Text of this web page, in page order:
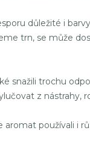
důležité i
trn, se může
snažili trochu
z nástrahy,
aromat používali i